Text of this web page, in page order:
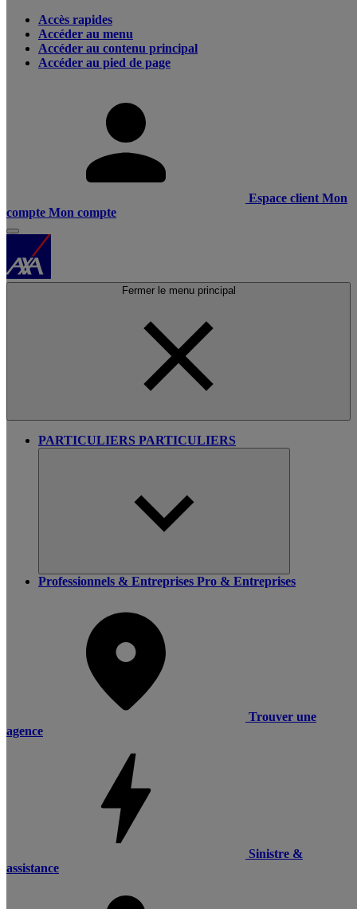
Accès rapides
Accéder au menu
Accéder au contenu principal
Accéder au pied de page
Espace client Mon
compte Mon compte
Fermer le menu principal
PARTICULIERS PARTICULIERS
Professionnels & Entreprises Pro & Entreprises
Trouver une
agence
Sinistre &
assistance